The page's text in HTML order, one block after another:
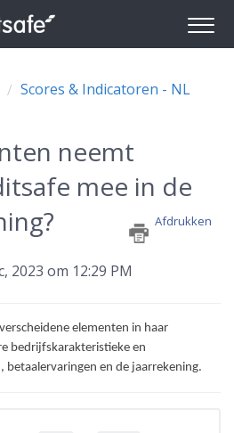
Scores & Indicatoren - NL
neemt
mee in de
Afdrukken
2023 om 12:29 PM
elementen in haar
bedrijfskarakteristieke en
betaalervaringen en de jaarrekening.